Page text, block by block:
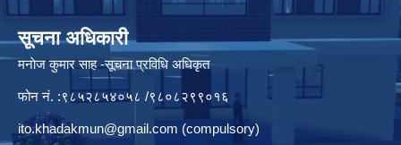
सूचना अधिकारी
मनाेज कुमार साह -सूचना प्रविधि अधिकृत
फोन नं. :९८५२८५४०५८ /९८०८२९९०१६
ito.khadakmun@gmail.com (compulsory)